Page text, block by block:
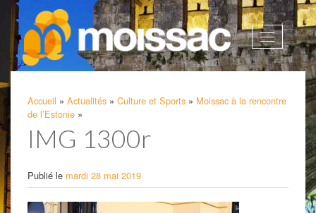
Afficher
la
Accueil » Actualités » Culture et Sports » Moissac à la rencontre
de l’Estonie »
IMG 1300r
Publié le mardi 28 mai 2019